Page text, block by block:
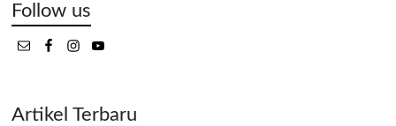
Follow us
Artikel Terbaru